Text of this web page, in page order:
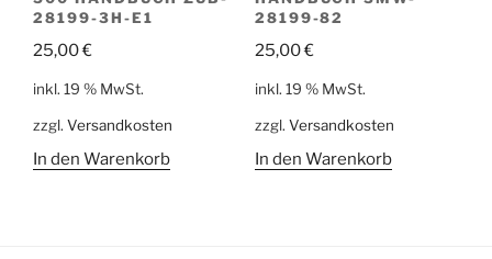
28199-3H-E1
25,00€
inkl. 19 % MwSt.
zzgl. Versandkosten
In den Warenkorb
28199-82
25,00€
inkl. 19 % MwSt.
zzgl. Versandkosten
In den Warenkorb